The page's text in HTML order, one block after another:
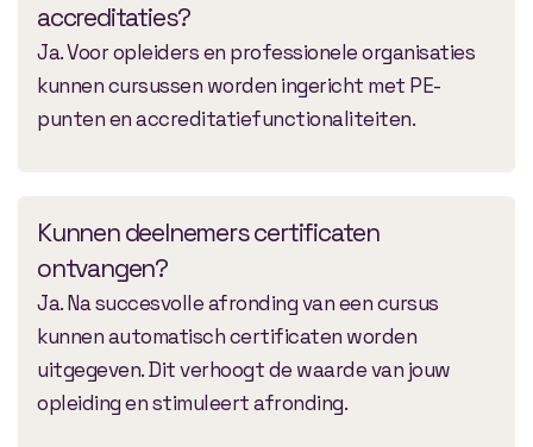
accreditaties?
Ja. Voor opleiders en professionele organisaties
kunnen cursussen worden ingericht met PE-
punten en accreditatiefunctionaliteiten.
Kunnen deelnemers certificaten
ontvangen?
Ja. Na succesvolle afronding van een cursus
kunnen automatisch certificaten worden
uitgegeven. Dit verhoogt de waarde van jouw
opleiding en stimuleert afronding.